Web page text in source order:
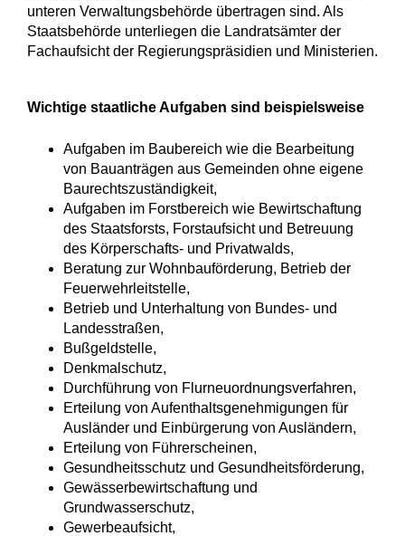
unteren Verwaltungsbehörde übertragen sind. Als
Staatsbehörde unterliegen die Landratsämter der
Fachaufsicht der Regierungspräsidien und Ministerien.
Wichtige staatliche Aufgaben sind beispielsweise
Aufgaben im Baubereich wie die Bearbeitung
von Bauanträgen aus Gemeinden ohne eigene
Baurechtszuständigkeit,
Aufgaben im Forstbereich wie Bewirtschaftung
des Staatsforsts, Forstaufsicht und Betreuung
des Körperschafts- und Privatwalds,
Beratung zur Wohnbauförderung, Betrieb der
Feuerwehrleitstelle,
Betrieb und Unterhaltung von Bundes- und
Landesstraßen,
Bußgeldstelle,
Denkmalschutz,
Durchführung von Flurneuordnungsverfahren,
Erteilung von Aufenthaltsgenehmigungen für
Ausländer und Einbürgerung von Ausländern,
Erteilung von Führerscheinen,
Gesundheitsschutz und Gesundheitsförderung,
Gewässerbewirtschaftung und
Grundwasserschutz,
Gewerbeaufsicht,